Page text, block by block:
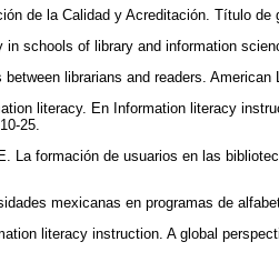
de la Calidad y Acreditación. Título
in schools of library and information
librarians and readers. American
literacy. En Information literacy
25.
La formación de usuarios en las
mexicanas en programas de
literacy instruction. A global